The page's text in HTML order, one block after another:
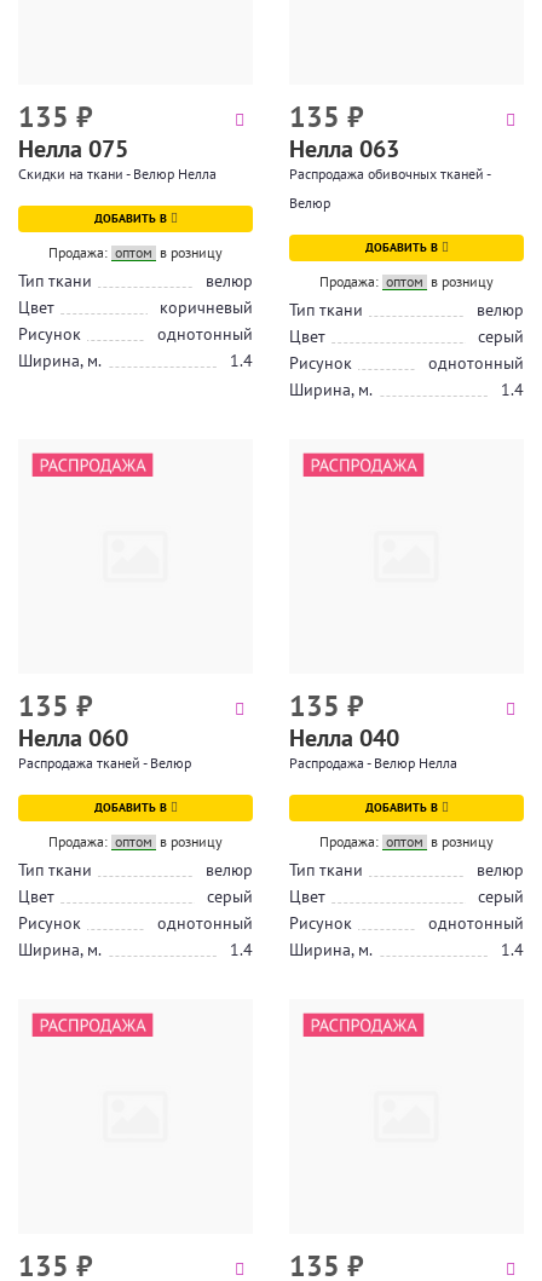
135 ₽
Нелла 075
Скидки на ткани - Велюр Нелла
ДОБАВИТЬ В
Продажа: оптом в розницу
Тип ткани
велюр
Цвет
коричневый
Рисунок
однотонный
Ширина, м.
1.4
135 ₽
Нелла 063
Распродажа обивочных тканей -
Велюр
ДОБАВИТЬ В
Продажа: оптом в розницу
Тип ткани
велюр
Цвет
серый
Рисунок
однотонный
Ширина, м.
1.4
135 ₽
Нелла 060
Распродажа тканей - Велюр
ДОБАВИТЬ В
Продажа: оптом в розницу
Тип ткани
велюр
Цвет
серый
Рисунок
однотонный
Ширина, м.
1.4
135 ₽
Нелла 040
Распродажа - Велюр Нелла
ДОБАВИТЬ В
Продажа: оптом в розницу
Тип ткани
велюр
Цвет
серый
Рисунок
однотонный
Ширина, м.
1.4
135 ₽ 135 ₽